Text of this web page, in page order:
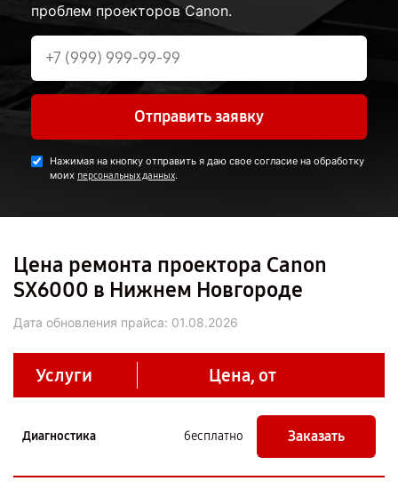
проблем проекторов Canon.
Отправить заявку
Нажимая на кнопку отправить я даю свое согласие на обработку
моих персональных данных.
Цена ремонта проектора Canon
SX6000 в Нижнем Новгороде
Дата обновления прайса: 01.08.2026
Услуги Цена, от
Диагностика бесплатно Заказать